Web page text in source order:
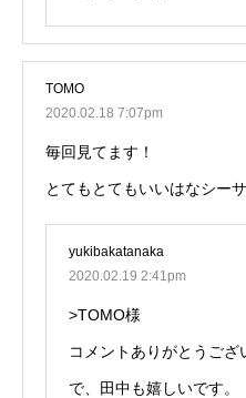
TOMO
2020.02.18 7:07pm
毎回見てます！
とてもとてもいいはなシー
yukibakatanaka
2020.02.19 2:41pm
>TOMO様
コメントありがとうご
で、田中も嬉しいです。